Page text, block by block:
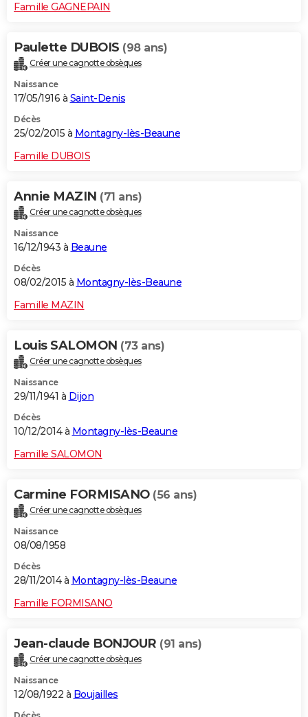
Famille GAGNEPAIN
Paulette DUBOIS (98 ans)
Créer une cagnotte obsèques
Naissance
17/05/1916 à Saint-Denis
Décès
25/02/2015 à Montagny-lès-Beaune
Famille DUBOIS
Annie MAZIN (71 ans)
Créer une cagnotte obsèques
Naissance
16/12/1943 à Beaune
Décès
08/02/2015 à Montagny-lès-Beaune
Famille MAZIN
Louis SALOMON (73 ans)
Créer une cagnotte obsèques
Naissance
29/11/1941 à Dijon
Décès
10/12/2014 à Montagny-lès-Beaune
Famille SALOMON
Carmine FORMISANO (56 ans)
Créer une cagnotte obsèques
Naissance
08/08/1958
Décès
28/11/2014 à Montagny-lès-Beaune
Famille FORMISANO
Jean-claude BONJOUR (91 ans)
Créer une cagnotte obsèques
Naissance
12/08/1922 à Boujailles